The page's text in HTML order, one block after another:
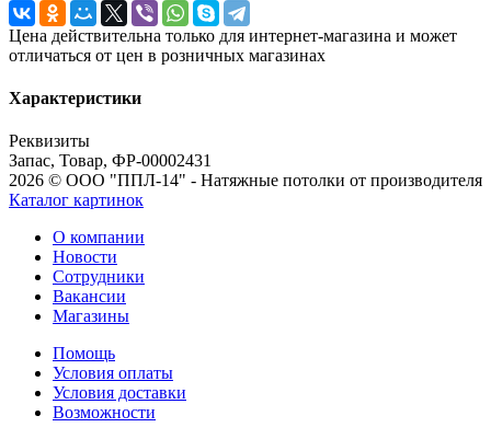
Цена действительна только для интернет-магазина и может
отличаться от цен в розничных магазинах
Характеристики
Реквизиты
Запас, Товар, ФР-00002431
2026 © ООО "ППЛ-14" - Натяжные потолки от производителя
Каталог картинок
О компании
Новости
Сотрудники
Вакансии
Магазины
Помощь
Условия оплаты
Условия доставки
Возможности